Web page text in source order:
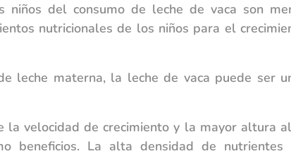
niños del consumo de leche de vaca son
nutricionales de los niños para el
leche materna, la leche de vaca puede ser
la velocidad de crecimiento y la mayor altura
beneficios. La alta densidad de